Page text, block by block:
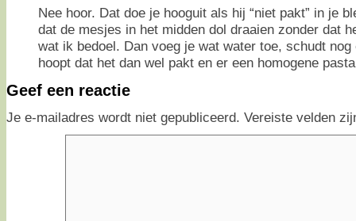
Nee hoor. Dat doe je hooguit als hij “niet pakt” in je
dat de mesjes in het midden dol draaien zonder dat
wat ik bedoel. Dan voeg je wat water toe, schudt nog
hoopt dat het dan wel pakt en er een homogene
Geef een reactie
Je e-mailadres wordt niet gepubliceerd. Vereiste velden